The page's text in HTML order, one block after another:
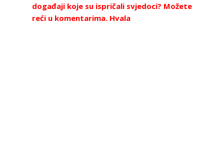
događaji koje su ispričali svjedoci? Možete
reći u komentarima. Hvala